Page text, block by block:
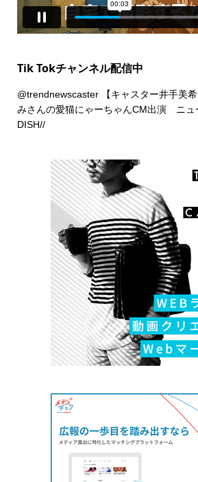
Tik Tokチャンネル配信中
@trendnewscaster【キャスター井手美
みさんの愛猫にゃーちゃんCM出演 ニ
DISH//